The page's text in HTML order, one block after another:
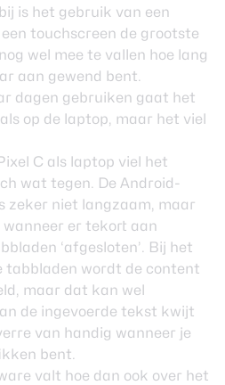
is het gebruik van een
touchscreen de grootste
wel mee te vallen hoe lang
aan gewend bent.
dagen gebruiken gaat het
op de laptop, maar het viel
C als laptop viel het
wat tegen. De Android-
zeker niet langzaam, maar
er tekort aan
‘afgesloten’. Bij het
tabbladen wordt de content
maar dat kan wel
de ingevoerde tekst kwijt
van handig wanneer je
bent.
valt hoe dan ook over het